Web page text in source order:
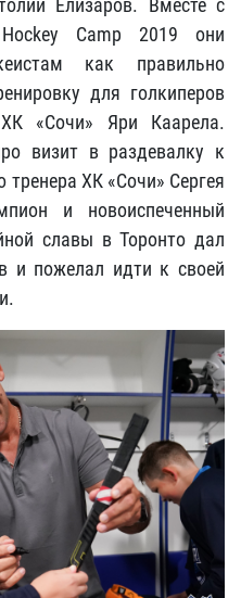
Елизаров. Вместе с
Camp 2019 они
как правильно
для голкиперов
«Сочи» Яри Каарела.
визит в раздевалку к
тренера ХК «Сочи» Сергея
и новоиспеченный
славы в Торонто дал
и пожелал идти к своей